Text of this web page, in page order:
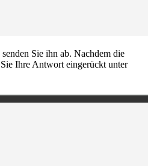
Sie ihn ab. Nachdem die
Ihre Antwort eingerückt unter